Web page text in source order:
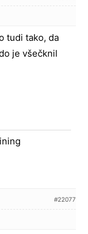
tudi tako, da
je všečknil
#22077